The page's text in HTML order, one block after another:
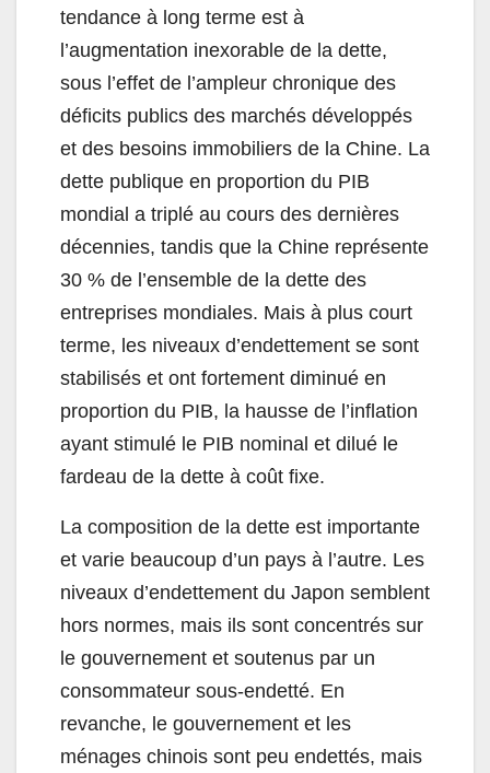
tendance à long terme est à
l’augmentation inexorable de la dette,
sous l’effet de l’ampleur chronique des
déficits publics des marchés développés
et des besoins immobiliers de la Chine. La
dette publique en proportion du PIB
mondial a triplé au cours des dernières
décennies, tandis que la Chine représente
30 % de l’ensemble de la dette des
entreprises mondiales. Mais à plus court
terme, les niveaux d’endettement se sont
stabilisés et ont fortement diminué en
proportion du PIB, la hausse de l’inflation
ayant stimulé le PIB nominal et dilué le
fardeau de la dette à coût fixe.
La composition de la dette est importante
et varie beaucoup d’un pays à l’autre. Les
niveaux d’endettement du Japon semblent
hors normes, mais ils sont concentrés sur
le gouvernement et soutenus par un
consommateur sous-endetté. En
revanche, le gouvernement et les
ménages chinois sont peu endettés, mais